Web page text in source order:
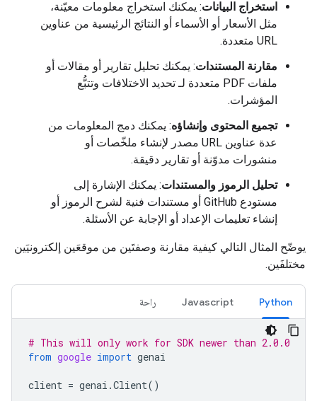
استخراج البيانات: يمكنك استخراج معلومات معيّنة،
مثل الأسعار أو الأسماء أو النتائج الرئيسية من عناوين
URL متعددة.
مقارنة المستندات: يمكنك تحليل تقارير أو مقالات أو
ملفات PDF متعددة لـ تحديد الاختلافات وتتبُّع
المؤشرات.
تجميع المحتوى وإنشاؤه: يمكنك دمج المعلومات من
عدة عناوين URL مصدر لإنشاء ملخّصات أو
منشورات مدوّنة أو تقارير دقيقة.
تحليل الرموز والمستندات: يمكنك الإشارة إلى
مستودع GitHub أو مستندات فنية لشرح الرموز أو
إنشاء تعليمات الإعداد أو الإجابة عن الأسئلة.
يوضّح المثال التالي كيفية مقارنة وصفتَين من موقعَين إلكترونيَين
مختلفَين.
Python
Javascript راحة
# This will only work for SDK newer than 2.0.0
from google import genai
client = genai .Client()